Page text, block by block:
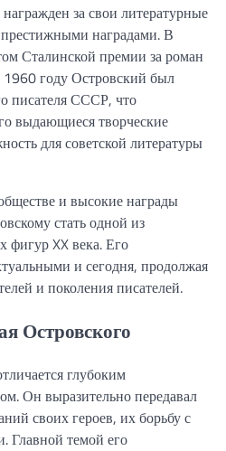
за свои литературные
наградами. В
Сталинской премии за роман
1960 году Островский был
писателя СССР, что
выдающиеся творческие
для советской литературы
и высокие награды
стать одной из
фигур XX века. Его
и сегодня, продолжая
и поколения писателей.
Островского
глубоким
Он выразительно передавал
своих героев, их борьбу с
Главной темой его